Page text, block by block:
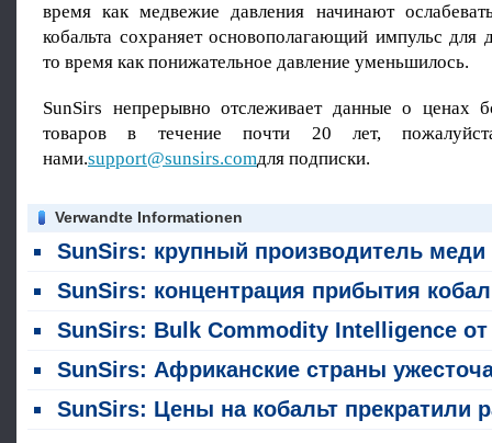
время как медвежие давления начинают
кобальта сохраняет основополагающий импульс для
то время как понижательное давление уменьшилось.
SunSirs непрерывно отслеживает данные о ценах
товаров в течение почти 20 лет,
нами.support@sunsirs.comдля подписки.
Verwandte Informationen
SunSirs: крупный производитель меди и кобальта меняет экспортную политику; китайские горнодобывающие компании упреждают создание линий по
SunSirs: концентрация прибытия кобальтового сырья в порты привела к резкому падению цен на
SunSirs: Bulk Commodity Intelligence от отраслей промышленности цветных металлов (22 июля
SunSirs: Африканские страны ужесточают ограничения на экспорт сырьевых
SunSirs: Цены на кобальт прекратили расти и упали в